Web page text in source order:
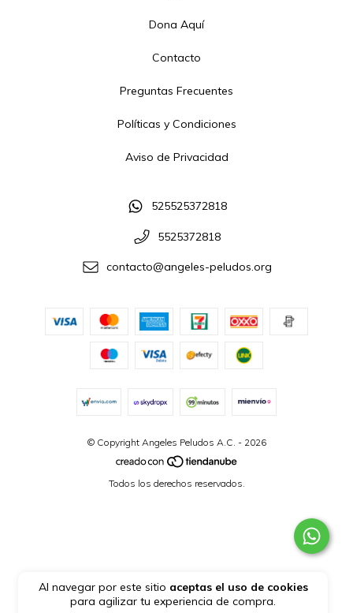
Al navegar por este sitio aceptas el uso de cookies
para agilizar tu experiencia de compra.
Dona Aquí
Contacto
Preguntas Frecuentes
Políticas y Condiciones
Aviso de Privacidad
525525372818
5525372818
contacto@angeles-peludos.org
© Copyright Angeles Peludos A.C. - 2026
Todos los derechos reservados.